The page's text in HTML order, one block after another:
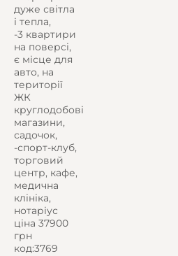
дуже світла
і тепла,
-3 квартири
на поверсі,
є місце для
авто, на
території
ЖК
круглодобові
магазини,
садочок,
-спорт-клуб,
торговий
центр, кафе,
медична
клініка,
нотаріус
ціна 37900
грн
код:3769